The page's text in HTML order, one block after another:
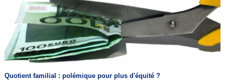
Quotient familial : polémique pour plus d'équité ?